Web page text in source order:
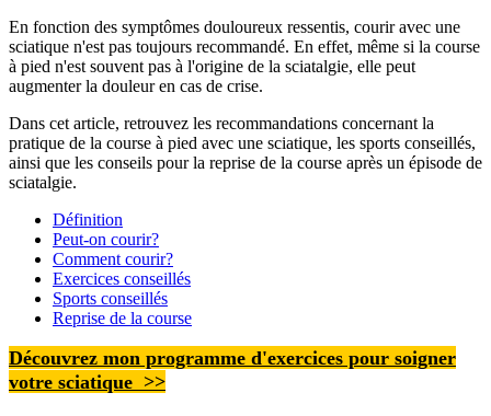
En fonction des symptômes douloureux ressentis, courir avec une
sciatique n'est pas toujours recommandé. En effet, même si la course
à pied n'est souvent pas à l'origine de la sciatalgie, elle peut
augmenter la douleur en cas de crise.
Dans cet article, retrouvez les recommandations concernant la
pratique de la course à pied avec une sciatique, les sports conseillés,
ainsi que les conseils pour la reprise de la course après un épisode de
sciatalgie.
Définition
Peut-on courir?
Comment courir?
Exercices conseillés
Sports conseillés
Reprise de la course
Découvrez mon programme d'exercices pour soigner
votre sciatique >>